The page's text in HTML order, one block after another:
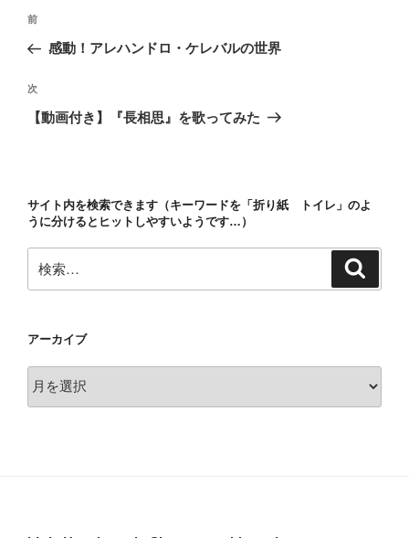
投
ナ
ビ
ゲ
ン
前
の
稿
前
感動！アレハンドロ・ケレバルの世界
次
の
次
【動画付き】『長相思』を歌ってみた
サイト内を検索できます（キーワードを「折り紙 トイレ」のよ
うに分けるとヒットしやすいようです…）
索:
アーカイブ
ー